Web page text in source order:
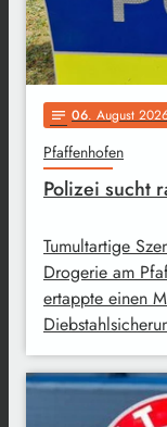
notes 06. August
Pfaffenhofen
Polizei sucht
Tumultartige
Drogerie am
ertappte einen